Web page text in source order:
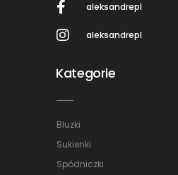
aleksandrepl
aleksandrepl
Kategorie
Bluzki
Sukienki
Spódniczki